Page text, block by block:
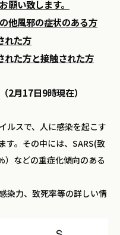
願い致します。
他風邪の症状のある方
れた方
れた方と接触された方
2月17日9時現在）
ルスで、人に感染を起こす
す。その中には、SARS(致
）などの重症化傾向のある
染力、致死率等の詳しい情